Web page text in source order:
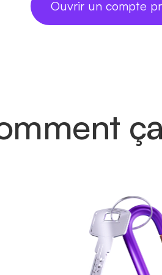
Ouvrir un compte